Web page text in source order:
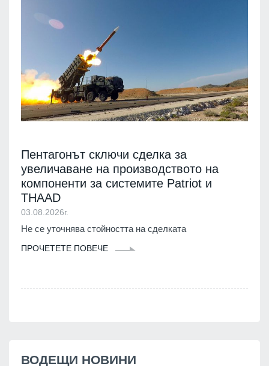
Пентагонът сключи сделка за
увеличаване на производството на
компоненти за системите Patriot и
THAAD
03.08.2026г.
Не се уточнява стойността на сделката
ПРОЧЕТЕТЕ ПОВЕЧЕ
ВОДЕЩИ НОВИНИ